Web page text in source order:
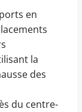
en
la
des
du centre-